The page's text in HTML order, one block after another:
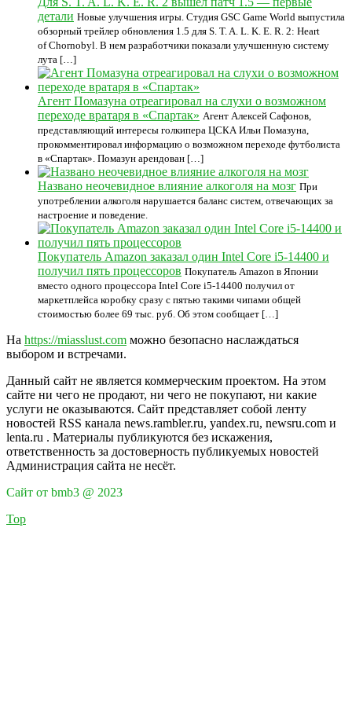
детали Новые улучшения игры. Студия GSC Game World выпустила
обзорный трейлер обновления 1.5 для S. T. A. L. K. E. R. 2: Heart
of Chornobyl. В нем разработчики показали улучшенную систему
лута […]
Агент Помазуна отреагировал на слухи о возможном
переходе вратаря в «Спартак» Агент Алексей Сафонов,
представляющий интересы голкипера ЦСКА Ильи Помазуна,
прокомментировал информацию о возможном переходе футболиста
в «Спартак». Помазун арендован […]
Названо неочевидное влияние алкоголя на мозг При
употреблении алкоголя нарушается баланс систем, отвечающих за
настроение и поведение.
Покупатель Amazon заказал один Intel Core i5-14400 и
получил пять процессоров Покупатель Amazon в Японии
вместо одного процессора Intel Core i5-14400 получил от
маркетплейса коробку сразу с пятью такими чипами общей
стоимостью более 69 тыс. руб. Об этом сообщает […]
На https://miasslust.com можно безопасно наслаждаться
выбором и встречами.
Данный сайт не является коммерческим проектом. На этом
сайте ни чего не продают, ни чего не покупают, ни какие
услуги не оказываются. Сайт представляет собой ленту
новостей RSS канала news.rambler.ru, yandex.ru, newsru.com и
lenta.ru . Материалы публикуются без искажения,
ответственность за достоверность публикуемых новостей
Администрация сайта не несёт.
Сайт от bmb3 @ 2023
Top